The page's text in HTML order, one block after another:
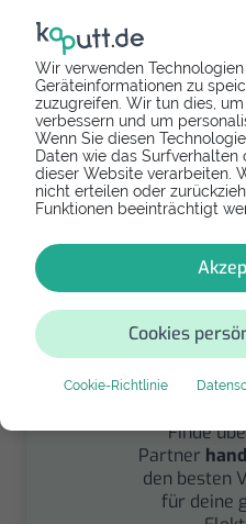
Wir verwenden
Geräteinformationen zu
zuzugreifen. Wir tun dies,
verbessern und um
Wenn Sie diesen
Daten wie das Surfverhalten
dieser Website verarbeiten.
nicht erteilen oder
Funktionen beeinträchtigt
Cookies
Cookie-Richtlinie
Spende
für einen
Finde
Partner
den besten
für deine